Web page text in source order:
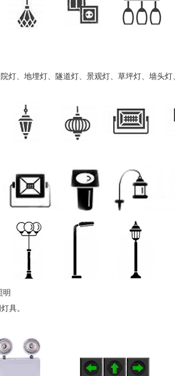
、地埋灯、隧道灯、景观灯、草坪灯、墙头灯
具。